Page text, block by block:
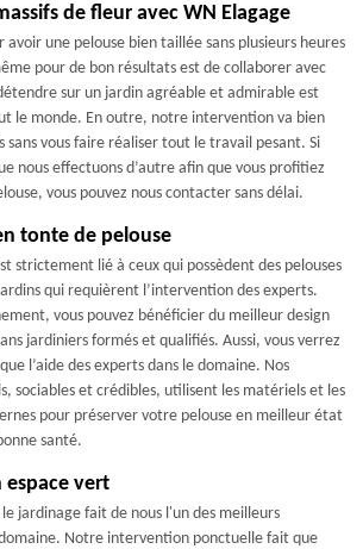
de fleur avec WN Elagage
avoir une pelouse bien taillée sans plusieurs heures
pour de bon résultats est de collaborer avec
sur un jardin agréable et admirable est
le monde. En outre, notre intervention va bien
sans vous faire réaliser tout le travail pesant. Si
nous effectuons d’autre afin que vous profitiez
vous pouvez nous contacter sans délai.
tonte de pelouse
strictement lié à ceux qui possèdent des pelouses
qui requièrent l’intervention des experts.
vous pouvez bénéficier du meilleur design
jardiniers formés et qualifiés. Aussi, vous verrez
l’aide des experts dans le domaine. Nos
sociables et crédibles, utilisent les matériels et les
pour préserver votre pelouse en meilleur état
santé.
vert
jardinage fait de nous l'un des meilleurs
Notre intervention ponctuelle fait que